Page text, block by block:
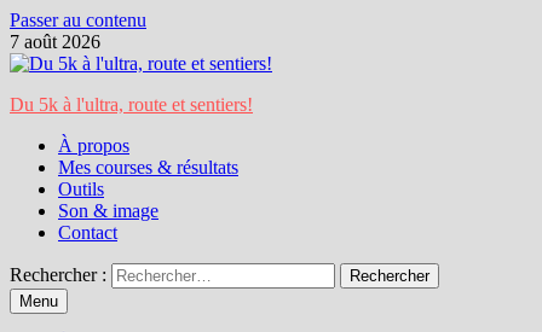
Passer au contenu
7 août 2026
Du 5k à l'ultra, route et sentiers!
À propos
Mes courses & résultats
Outils
Son & image
Contact
Rechercher :
Menu